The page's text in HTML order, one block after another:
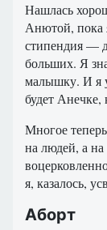
Нашлась
Анютой, пока
стипендия —
больших. Я
малышку. И я
будет Анечке,
Многое
на людей, а
я, казалось,
Аборт